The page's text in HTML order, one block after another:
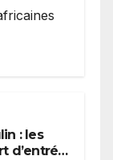
: les
d’entrée